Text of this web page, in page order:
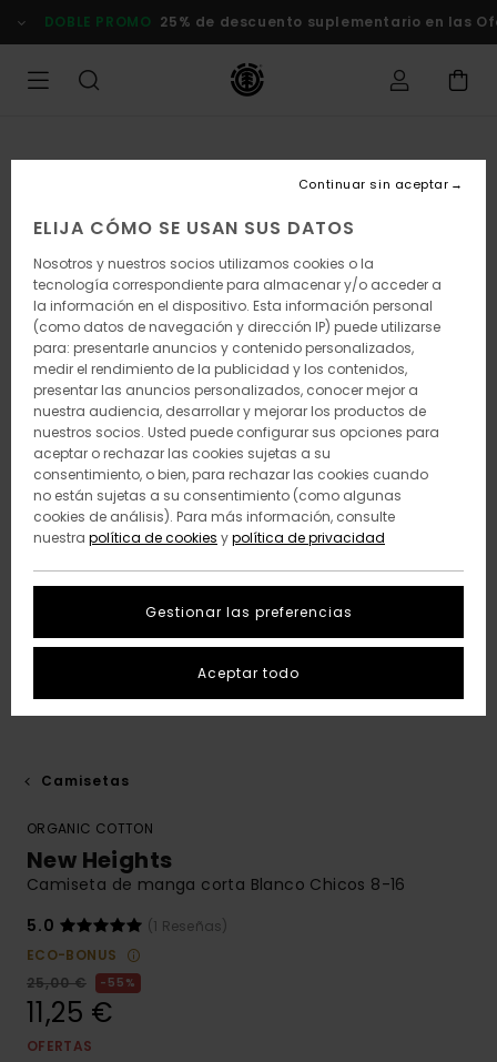
la
DOBLE PROMO 25% de descuento suplementario en las
Camisetas
ORGANIC COTTON
New Heights
Camiseta de manga corta Blanco Chicos 8-16
5.0
(1 Reseñas)
ECO-BONUS
25,00 €
55%
11,25 €
OFERTAS
ELIJA CÓMO SE USAN SUS DATOS
Nosotros y nuestros socios utilizamos cookies o la
tecnología correspondiente para almacenar y/o acceder a
la información en el dispositivo. Esta información personal
(como datos de navegación y dirección IP) puede utilizarse
para: presentarle anuncios y contenido personalizados,
medir el rendimiento de la publicidad y los contenidos,
presentar las anuncios personalizados, conocer mejor a
nuestra audiencia, desarrollar y mejorar los productos de
nuestros socios. Usted puede configurar sus opciones para
aceptar o rechazar las cookies sujetas a su
consentimiento, o bien, para rechazar las cookies cuando
no están sujetas a su consentimiento (como algunas
cookies de análisis). Para más información, consulte
nuestra política de cookies ypolítica de privacidad
Gestionar las preferencias
Continuar sin aceptar
Aceptar todo